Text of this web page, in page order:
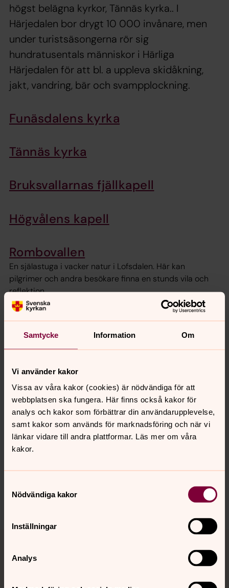
Samtycke Information Om
Vi använder kakor
Vissa av våra kakor (cookies) är nödvändiga för att
webbplatsen ska fungera. Här finns också kakor för
analys och kakor som förbättrar din användarupplevelse,
samt kakor som används för marknadsföring och när vi
länkar vidare till andra plattformar. Läs mer om våra
kakor.
Nödvändiga kakor
Inställningar
Analys
högst belägna kyrkor, Tännäs kyrka.. I
Härjedalen bor drygt 10 000 invånare, men
under turistsäsongerna rör sig
hundratusentals människor i Härliga
Härjedalen för att bl. a uppleva skidåkning,
jakt, vandring, bär och svampplockning.
Funäsdalens kyrka
Tännäs kyrka
Bruksvallarnas fjällkapell
Högvålens kapell
Rombovallen
En själastuga i vacker natur i Lofsdalen. Här kan
pilgrimer och andra besökare finna en stunds vila och
reflektion.
Fäbodvallar & Naturplatser
Vi firar ofta gudstjänster ute i våra vackra omgivningar,
såväl vid fäbodar och bygdegårdar som på allmänt
Vemdalens kyrka
Senast ändrad 17 juli 2020
Synpunkter eller frågor på sidans
innehåll?
Tillbaka till toppen
Tillbaka till innehållet